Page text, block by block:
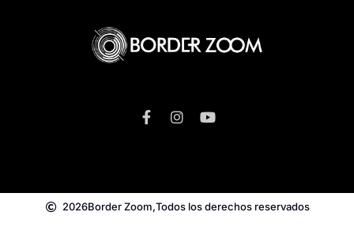
2026Border Zoom,Todos los derechos reservados